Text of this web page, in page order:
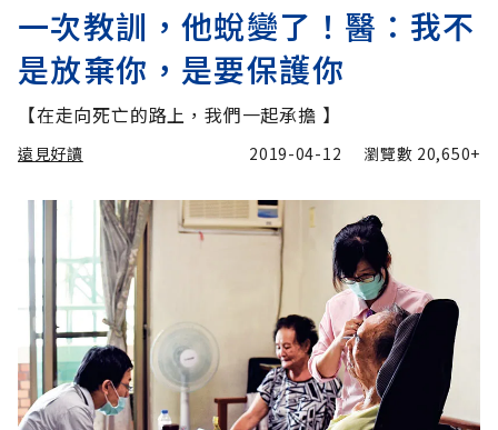
一次教訓，他蛻變了！醫：我不
是放棄你，是要保護你
【在走向死亡的路上，我們一起承擔 】
遠見好讀 2019-04-12 瀏覽數 20,650+